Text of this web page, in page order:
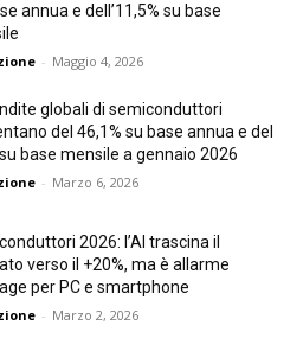
annua e dell’11,5% su base
- Maggio 4, 2026
globali di semiconduttori
del 46,1% su base annua e del
base mensile a gennaio 2026
- Marzo 6, 2026
2026: l’AI trascina il
verso il +20%, ma è allarme
per PC e smartphone
- Marzo 2, 2026